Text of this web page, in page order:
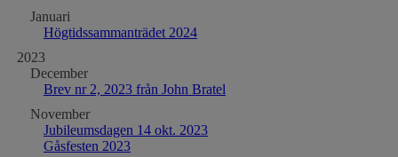
Januari
Högtidssammanträdet 2024
2023
December
Brev nr 2, 2023 från John Bratel
November
Jubileumsdagen 14 okt. 2023
Gåsfesten 2023